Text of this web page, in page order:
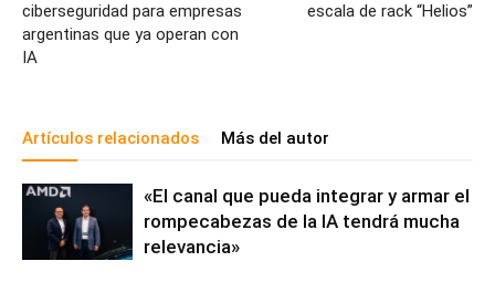
ciberseguridad para empresas
argentinas que ya operan con
IA
escala de rack “Helios”
Artículos relacionados Más del autor
«El canal que pueda integrar y armar el
rompecabezas de la IA tendrá mucha
relevancia»